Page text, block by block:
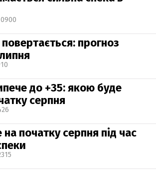
прогноз
до +35: якою буде
серпня
початку серпня під час